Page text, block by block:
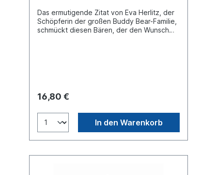
Das ermutigende Zitat von Eva Herlitz, der
Schöpferin der großen Buddy Bear-Familie,
schmückt diesen Bären, der den Wunsch
16,80 €
In den Warenkorb